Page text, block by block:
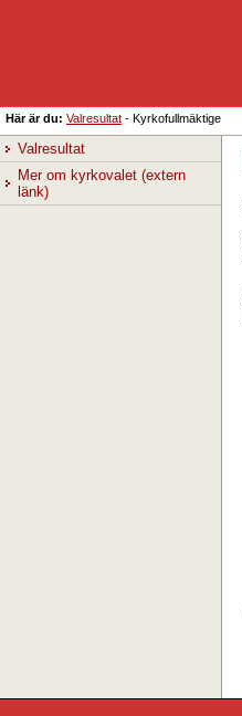
Här är du: Valresultat - Kyrkofullmäktige
Valresultat
Mer om kyrkovalet (extern
länk)